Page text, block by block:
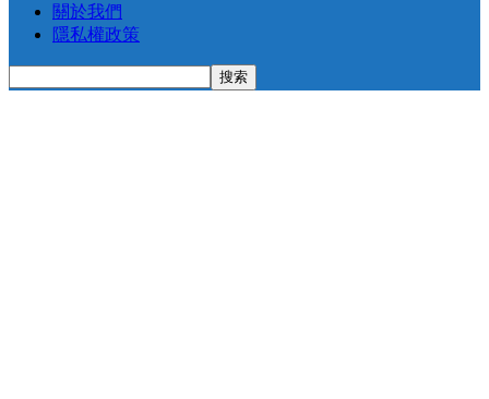
關於我們
隱私權政策